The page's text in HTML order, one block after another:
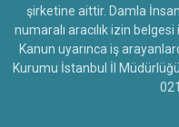
şirketine aittir. Damla
numaralı aracılık izin
Kanun uyarınca iş
Kurumu İstanbul İl